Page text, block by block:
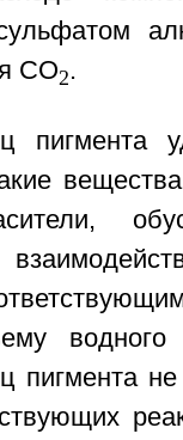
CO2.
пигмента
пигмента